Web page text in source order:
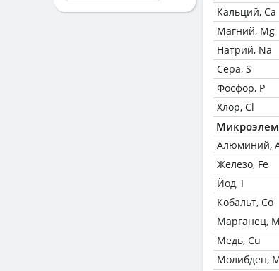
Кальций, Ca
Магний, Mg
Натрий, Na
Сера, S
Фосфор, P
Хлор, Cl
Алюминий,
Железо, Fe
Йод, I
Кобальт, Co
Марганец,
Медь, Cu
Молибден,